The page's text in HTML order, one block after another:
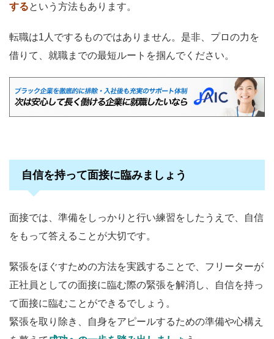
するという方法もあります。
転職は1人でするものではありません。是非、プロの力を
借りて、就職までの最短ルートを掴んでください。
自信を持って面接に臨みましょう
面接では、準備をしっかりと行い練習をしたうえで、自信
をもって答えることが大切です。
緊張をほぐすための方法を実践することで、フリーターが
正社員としての面接に臨む際の緊張を解消し、自信を持っ
て面接に臨むことができるでしょう。
緊張を取り除き、自身をアピールするための準備や心構え